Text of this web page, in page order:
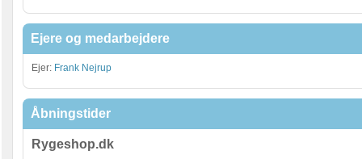
Ejere og medarbejdere
Ejer: Frank Nejrup
Åbningstider
Rygeshop.dk